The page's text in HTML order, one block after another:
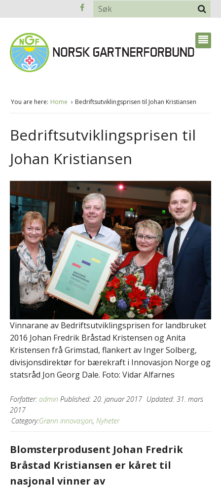
You are here: Home Bedriftsutviklingsprisen til Johan Kristiansen
Bedriftsutviklingsprisen til
Johan Kristiansen
Vinnarane av Bedriftsutviklingsprisen for landbruket
2016 Johan Fredrik Bråstad Kristensen og Anita
Kristensen frå Grimstad, flankert av Inger Solberg,
divisjonsdirektør for bærekraft i Innovasjon Norge og
statsråd Jon Georg Dale. Foto: Vidar Alfarnes
Forfatter: admin Published: 20. januar 2017 Updated: 31. mars
2017
Category:Grønn innovasjon, Nyheter
Blomsterprodusent Johan Fredrik
Bråstad Kristiansen er kåret til
nasjonal vinner av